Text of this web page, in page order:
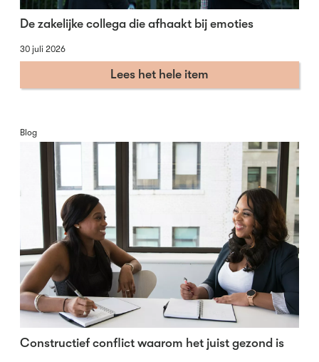
De zakelijke collega die afhaakt bij emoties
30 juli 2026
Lees het hele item
Blog
Constructief conflict waarom het juist gezond is